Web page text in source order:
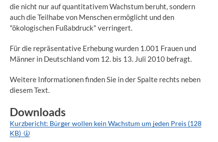
die nicht nur auf quantitativem Wachstum beruht, sondern
auch die Teilhabe von Menschen ermöglicht und den
"ökologischen Fußabdruck" verringert.
Für die repräsentative Erhebung wurden 1.001 Frauen und
Männer in Deutschland vom 12. bis 13. Juli 2010 befragt.
Weitere Informationen finden Sie in der Spalte rechts neben
diesem Text.
Downloads
Kurzbericht: Bürger wollen kein Wachstum um jeden Preis (128
KB)